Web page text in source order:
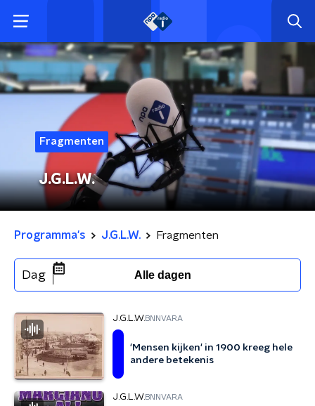
Fragmenten
J.G.L.W.
Programma's J.G.L.W. Fragmenten
Dag Alle dagen
J.G.L.W.BNNVARA
'Mensen kijken' in 1900 kreeg hele
andere betekenis
J.G.L.W.BNNVARA